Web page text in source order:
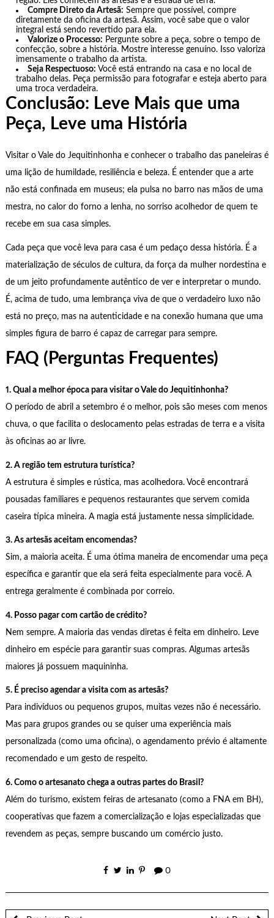
Compre Direto da Artesã: Sempre que possível, compre
diretamente da oficina da artesã. Assim, você sabe que o valor
integral está sendo revertido para ela.
Valorize o Processo: Pergunte sobre a peça, sobre o tempo de
confecção, sobre a história. Mostre interesse genuíno. Isso valoriza
imensamente o trabalho da artista.
Seja Respectuoso: Você está entrando na casa e no local de
trabalho delas. Peça permissão para fotografar e esteja aberto para
uma troca verdadeira.
Conclusão: Leve Mais que uma
Peça, Leve uma História
Visitar o Vale do Jequitinhonha e conhecer o trabalho das paneleiras é
uma lição de humildade, resiliência e beleza. É entender que a arte
não está confinada em museus; ela pulsa no barro nas mãos de uma
mestra, no calor do forno a lenha, no sorriso acolhedor de quem te
recebe em sua casa simples.
Cada peça que você leva para casa é um pedaço dessa história. É a
materialização de séculos de cultura, da força da mulher nordestina e
de um jeito profundamente autêntico de ver e interpretar o mundo.
É, acima de tudo, uma lembrança viva de que o verdadeiro luxo não
está no preço, mas na autenticidade e na conexão humana que uma
simples figura de barro é capaz de carregar para sempre.
FAQ (Perguntas Frequentes)
1. Qual a melhor época para visitar o Vale do Jequitinhonha?
O período de abril a setembro é o melhor, pois são meses com menos
chuva, o que facilita o deslocamento pelas estradas de terra e a visita
às oficinas ao ar livre.
2. A região tem estrutura turística?
A estrutura é simples e rústica, mas acolhedora. Você encontrará
pousadas familiares e pequenos restaurantes que servem comida
caseira típica mineira. A magia está justamente nessa simplicidade.
3. As artesãs aceitam encomendas?
Sim, a maioria aceita. É uma ótima maneira de encomendar uma peça
específica e garantir que ela será feita especialmente para você. A
entrega geralmente é combinada por correio.
4. Posso pagar com cartão de crédito?
Nem sempre. A maioria das vendas diretas é feita em dinheiro. Leve
dinheiro em espécie para garantir suas compras. Algumas artesãs
maiores já possuem maquininha.
5. É preciso agendar a visita com as artesãs?
Para indivíduos ou pequenos grupos, muitas vezes não é necessário.
Mas para grupos grandes ou se quiser uma experiência mais
personalizada (como uma oficina), o agendamento prévio é altamente
recomendado e um gesto de respeito.
6. Como o artesanato chega a outras partes do Brasil?
Além do turismo, existem feiras de artesanato (como a FNA em BH),
cooperativas que fazem a comercialização e lojas especializadas que
revendem as peças, sempre buscando um comércio justo.
0